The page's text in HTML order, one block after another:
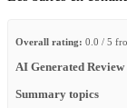
Overall rating: 0.0 / 5
AI Generated
Summary topics